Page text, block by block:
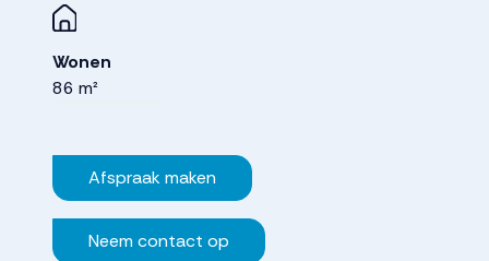
Wonen
86 m²
Afspraak maken
Neem contact op